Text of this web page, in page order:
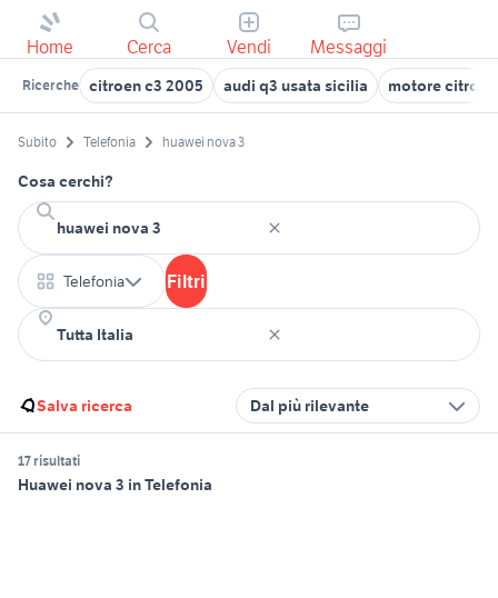
Home Cerca Vendi Messaggi
Ricerche citroen c3 2005 audi q3 usata sicilia motore
Subito Telefonia huawei nova 3
Cosa cerchi?
Telefonia Filtri
Salva ricerca Dal più rilevante
17 risultati
Huawei nova 3 in Telefonia